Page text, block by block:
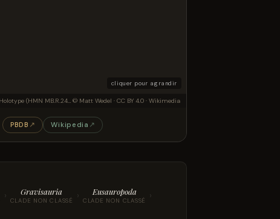
cliquer pour agrandir
Holotype (HMN MB.R.2455, Cervical vertebra) of Australodocus. © Matt Wedel · CC BY 4.0 · Wikimedia
PBDB ↗ Wikipedia ↗
› Gravisauria
CLADE NON CLASSÉ › Eusauropoda
CLADE NON CLASSÉ ›